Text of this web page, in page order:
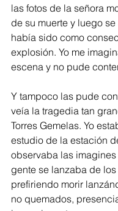
las fotos de la señora
de su muerte y luego
había sido como
explosión. Yo me
escena y no pude
Y tampoco las pude
veía la tragedia tan
Torres Gemelas. Yo
estudio de la estación
observaba las
gente se lanzaba de
prefiriendo morir
no quemados,